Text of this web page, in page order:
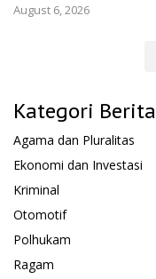
August 6, 2026
Kategori Berita
Agama dan Pluralitas
Ekonomi dan Investasi
Kriminal
Otomotif
Polhukam
Ragam